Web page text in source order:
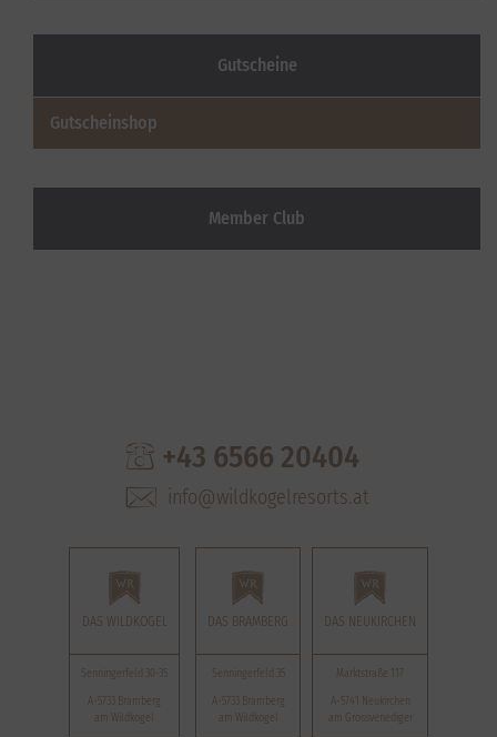
Gutscheine
Gutscheinshop
Member Club
+43 6566 20404
info@wildkogelresorts.at
DAS WILDKOGEL
Senningerfeld 30-35
A-5733 Bramberg
am Wildkogel
DAS BRAMBERG
Senningerfeld 35
A-5733 Bramberg
am Wildkogel
DAS NEUKIRCHEN
Marktstraße 117
A-5741 Neukirchen
am Grossvenediger